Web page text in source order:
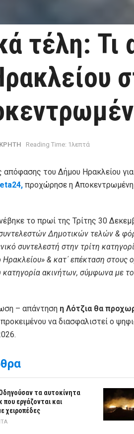
τέλη: Τι
ΚΡΗΤΗ Reading Time: 1λεπτά
απόφασης του Δήμου Ηρακλείου
προχώρησε η Αποκεντρωμένη
το πρωί της Τρίτης 30
Δημοτικών τελών &
συντελεστή στην τρίτη
& κατ΄ επέκταση στους
ακινήτων, σύμφωνα με
– απάντηση η Λότζια θα
προκειμένου να διασφαλιστεί ο
τα αυτοκίνητα
που εργάζονται και
χειροπέδες